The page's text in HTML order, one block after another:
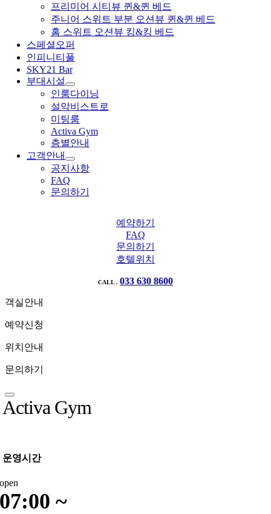
프리미어 시티뷰 퀸&퀸 베드
주니어 스위트 부분 오션뷰 퀸&퀸 베드
홈 스위트 오션뷰 킹&킹 베드
스페셜오퍼
인피니티풀
SKY21 Bar
부대시설
인룸다이닝
설악비스트로
미팅룸
Activa Gym
층별안내
고객안내
공지사항
FAQ
문의하기
예약하기
FAQ
문의하기
호텔위치
CALL . 033 630 8600
객실안내
예약신청
위치안내
문의하기
Activa Gym
운영시간
open
07:00 ~